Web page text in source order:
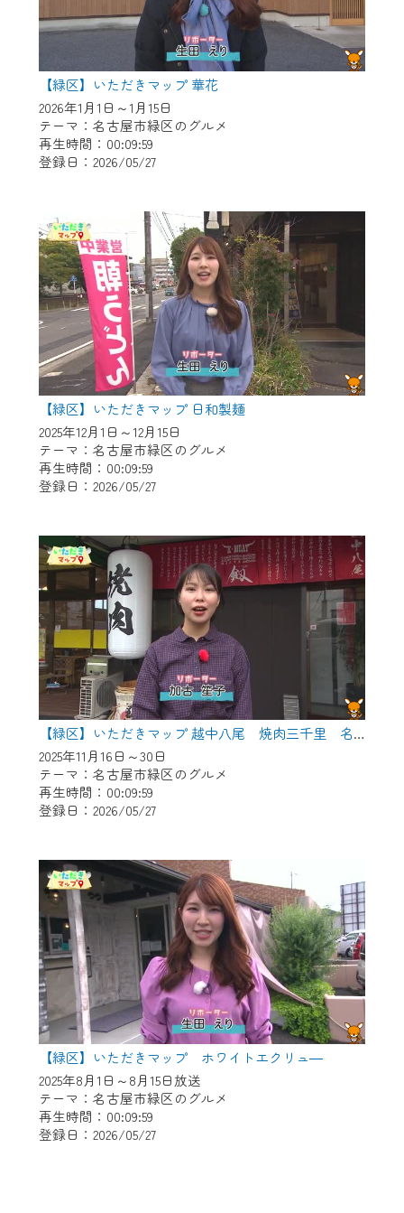
【緑区】いただきマップ 華花
2026年1月1日～1月15日
テーマ：名古屋市緑区のグルメ
再生時間：00:09:59
登録日：2026/05/27
【緑区】いただきマップ 日和製麺
2025年12月1日～12月15日
テーマ：名古屋市緑区のグルメ
再生時間：00:09:59
登録日：2026/05/27
【緑区】いただきマップ 越中八尾 焼肉三千里 名古屋店
2025年11月16日～30日
テーマ：名古屋市緑区のグルメ
再生時間：00:09:59
登録日：2026/05/27
【緑区】いただきマップ ホワイトエクリュ―
2025年8月1日～8月15日放送
テーマ：名古屋市緑区のグルメ
再生時間：00:09:59
登録日：2026/05/27